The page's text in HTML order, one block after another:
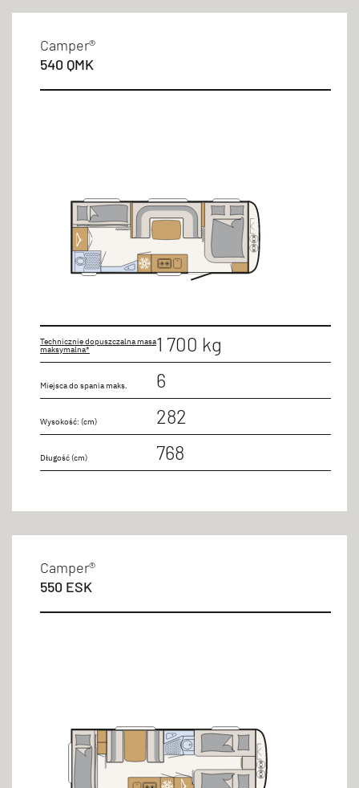
Camper®
540 QMK
Technicznie dopuszczalna masa
maksymalna* 1 700 kg
Miejsca do spania maks. 6
Wysokość: (cm) 282
Długość (cm) 768
Camper®
550 ESK